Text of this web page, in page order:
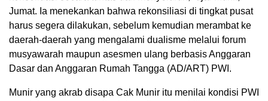
Jumat. Ia menekankan bahwa rekonsiliasi di tingkat pusat
harus segera dilakukan, sebelum kemudian merambat ke
daerah-daerah yang mengalami dualisme melalui forum
musyawarah maupun asesmen ulang berbasis Anggaran
Dasar dan Anggaran Rumah Tangga (AD/ART) PWI.
Munir yang akrab disapa Cak Munir itu menilai kondisi PWI